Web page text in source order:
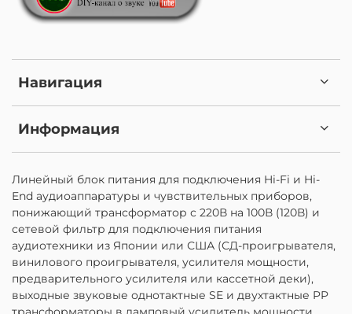
Навигация
Информация
Линейный блок питания для подключения Hi-Fi и Hi-
End аудиоаппаратуры и чувствительных приборов,
понижающий трансформатор с 220В на 100В (120В) и
сетевой фильтр для подключения питания
аудиотехники из Японии или США (СД-проигрывателя,
винилового проигрывателя, усилителя мощности,
предварительного усилителя или кассетной деки),
выходные звуковые однотактные SE и двухтактные PP